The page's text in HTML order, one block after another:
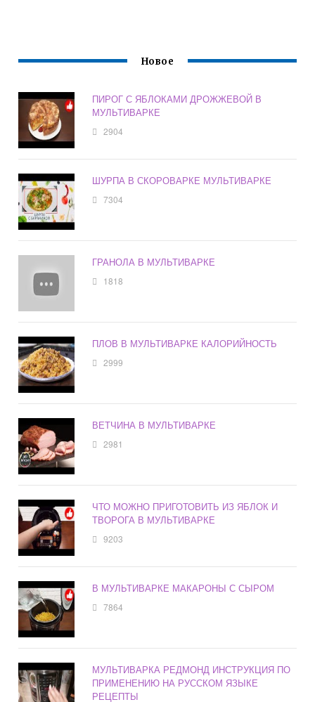
Новое
ПИРОГ С ЯБЛОКАМИ ДРОЖЖЕВОЙ В
МУЛЬТИВАРКЕ
2904
ШУРПА В СКОРОВАРКЕ МУЛЬТИВАРКЕ
7304
ГРАНОЛА В МУЛЬТИВАРКЕ
1818
ПЛОВ В МУЛЬТИВАРКЕ КАЛОРИЙНОСТЬ
2999
ВЕТЧИНА В МУЛЬТИВАРКЕ
2981
ЧТО МОЖНО ПРИГОТОВИТЬ ИЗ ЯБЛОК И
ТВОРОГА В МУЛЬТИВАРКЕ
9203
В МУЛЬТИВАРКЕ МАКАРОНЫ С СЫРОМ
7864
МУЛЬТИВАРКА РЕДМОНД ИНСТРУКЦИЯ ПО
ПРИМЕНЕНИЮ НА РУССКОМ ЯЗЫКЕ
РЕЦЕПТЫ